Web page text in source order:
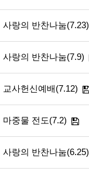
사랑의 반찬나눔(7.23)
사랑의 반찬나눔(7.9)
교사헌신예배(7.12)
마중물 전도(7.2)
사랑의 반찬나눔(6.25)